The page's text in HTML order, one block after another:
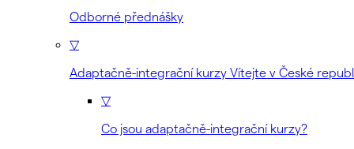
Odborné přednášky
▽
Adaptačně-integrační kurzy Vítejte v České
▽
Co jsou adaptačně-integrační kurzy?